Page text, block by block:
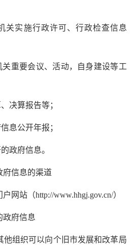
实施行政许可、行政检查信息
重要会议、活动，自身建设等工
算报告等；
公开年报；
政府信息。
信息的渠道
站（http://www.hhgj.gov.cn/）
府信息
组织可以向个旧市发展和改革局